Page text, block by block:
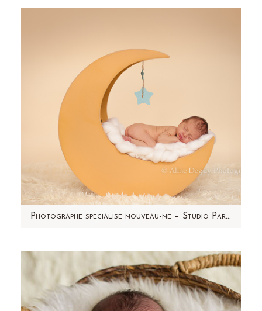
Photographe specialise nouveau-ne – Studio Paris et région parisienne – Giulian
c'est LE bébé qui a le plus dormi en studio! Un
nouveau-né…